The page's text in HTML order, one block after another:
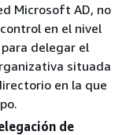
Microsoft AD, no
en el nivel
delegar el
situada
en la que
de